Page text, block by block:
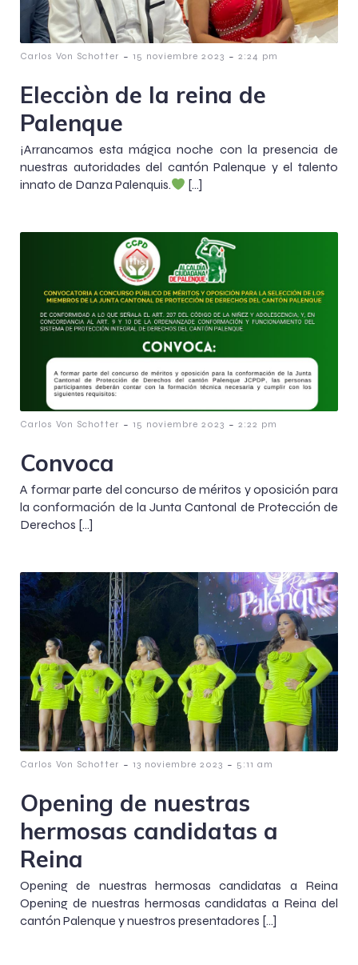
Carlos Von Schotter - 15 noviembre 2023 - 2:24 pm
Elecciòn de la reina de
Palenque
¡Arrancamos esta mágica noche con la presencia de
nuestras autoridades del cantón Palenque y el talento
innato de Danza Palenquis.
[…]
Carlos Von Schotter - 15 noviembre 2023 - 2:22 pm
Convoca
A formar parte del concurso de méritos y oposición para
la conformación de la Junta Cantonal de Protección de
Derechos […]
Carlos Von Schotter - 13 noviembre 2023 - 5:11 am
Opening de nuestras
hermosas candidatas a
Reina
Opening de nuestras hermosas candidatas a Reina
Opening de nuestras hermosas candidatas a Reina del
cantón Palenque y nuestros presentadores […]